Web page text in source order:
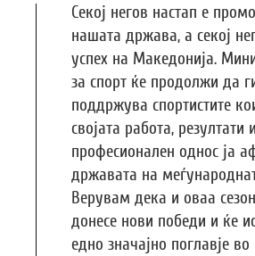
Секој негов настап е
нашата држава, а секој
успех на Македонија.
за спорт ќе продолжи да
поддржува спортистите
својата работа, резултати и
професионален однос ја
државата на
Верувам дека и оваа
донесе нови победи и ќе
едно значајно поглавје во